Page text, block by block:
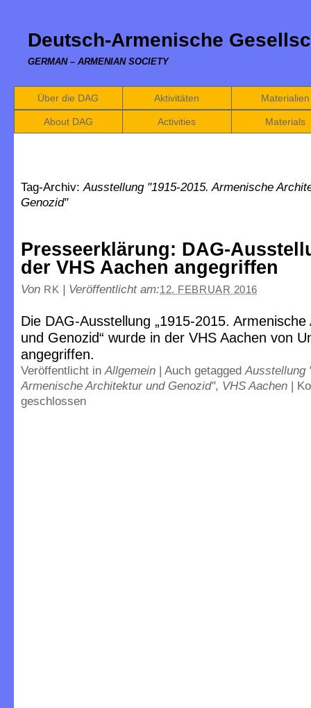
Deutsch-Armenische
GERMAN – ARMENIAN SOCIETY
Über die DAG Aktivitäten Materialien
About DAG Activities Materials
Tag-Archiv:Ausstellung "1915-2015. Armenische
Genozid"
Presseerklärung: DAG-
der VHS Aachen angegriffen
Von RK | Veröffentlicht am:12. FEBRUAR 2016
Die DAG-Ausstellung „1915-2015.
und Genozid“ wurde in der VHS Aachen von
angegriffen.
Veröffentlicht inAllgemein | Auch getaggedAusstellung
Armenische Architektur und Genozid", VHS Aachen |
geschlossen